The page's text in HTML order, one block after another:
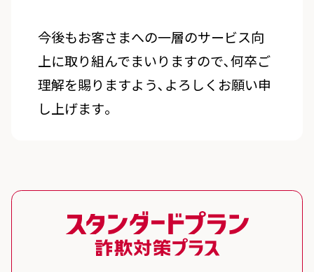
今後もお客さまへの一層のサービス向
上に取り組んでまいりますので､何卒ご
理解を賜りますよう､よろしくお願い申
し上げます｡
スタンダードプラン 詐欺